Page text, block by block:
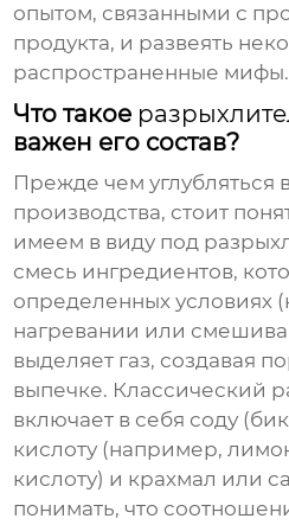
опытом, связанными с
продукта, и развеять
распространенные мифы.
Что такое
важен его состав?
Прежде чем углубляться
производства, стоит
имеем в виду под
смесь ингредиентов,
определенных условиях
нагревании или
выделяет газ, создавая
выпечке. Классический
включает в себя соду
кислоту (например,
кислоту) и крахмал или
понимать, что